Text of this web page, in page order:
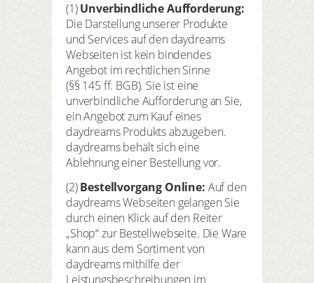
(1)Unverbindliche Aufforderung:
Die Darstellung unserer Produkte
und Services auf den daydreams
Webseiten ist kein bindendes
Angebot im rechtlichen Sinne
(§§ 145 ff. BGB). Sie ist eine
unverbindliche Aufforderung an Sie,
ein Angebot zum Kauf eines
daydreams Produkts abzugeben.
daydreams behält sich eine
Ablehnung einer Bestellung vor.
(2)Bestellvorgang Online: Auf den
daydreams Webseiten gelangen Sie
durch einen Klick auf den Reiter
„Shop“ zur Bestellwebseite. Die Ware
kann aus dem Sortiment von
daydreams mithilfe der
Leistungsbeschreibungen im